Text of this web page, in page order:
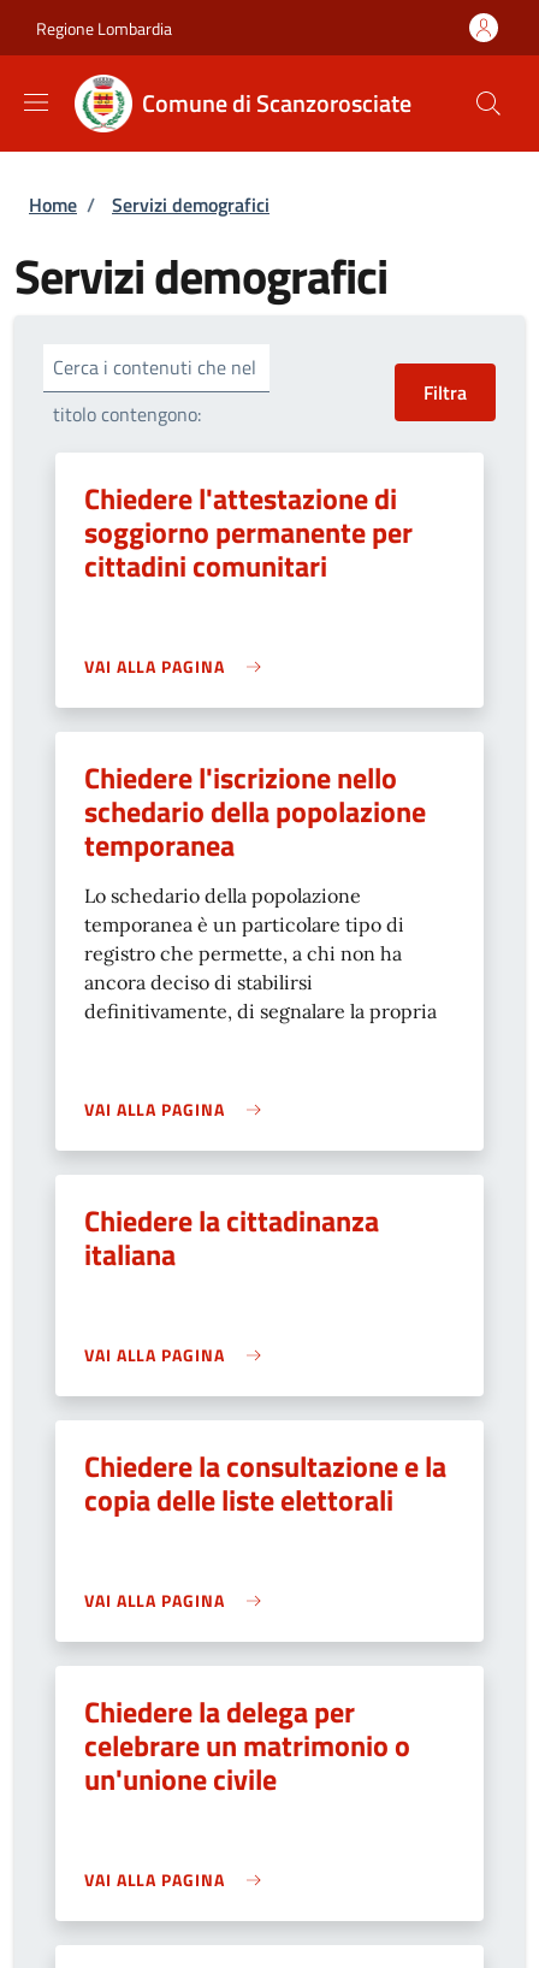
Regione Lombardia
Comune di Scanzorosciate
Briciole di pane
Home / Servizi demografici
Servizi demografici
Cerca i contenuti che nel
titolo contengono:
Chiedere l'attestazione di
soggiorno permanente per
cittadini comunitari
VAI ALLA PAGINA
Chiedere l'iscrizione nello
schedario della popolazione
temporanea
Lo schedario della popolazione
temporanea è un particolare tipo di
registro che permette, a chi non ha
ancora deciso di stabilirsi
definitivamente, di segnalare la propria
VAI ALLA PAGINA
Chiedere la cittadinanza
italiana
VAI ALLA PAGINA
Chiedere la consultazione e la
copia delle liste elettorali
VAI ALLA PAGINA
Chiedere la delega per
celebrare un matrimonio o
un'unione civile
VAI ALLA PAGINA